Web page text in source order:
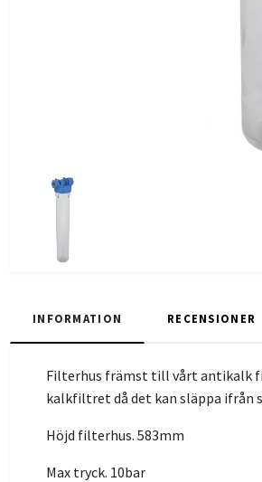
INFORMATION RECENSIONER
Filterhus främst till vårt antikalk
kalkfiltret då det kan släppa ifrån
Höjd filterhus. 583mm
Max tryck. 10bar